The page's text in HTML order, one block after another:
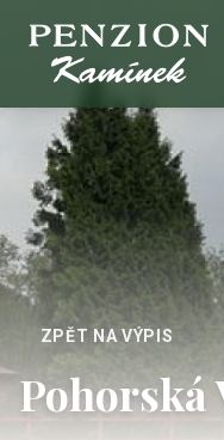
ZPĚT NA VÝPIS
Pohorská